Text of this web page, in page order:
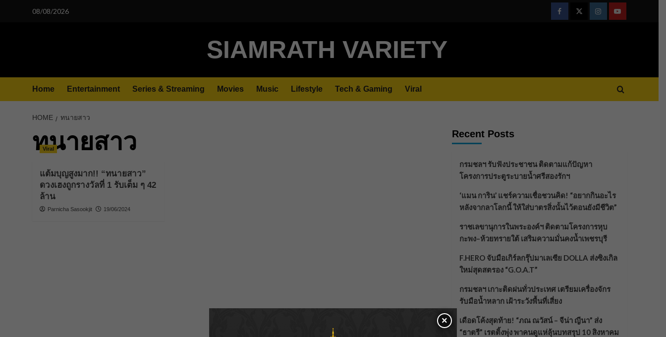
08/08/2026
FacebookTwitterInstagramYoutube
SIAMRATH VARIETY
Home Entertainment Series & Streaming Movies Music Lifestyle Tech & Gaming Viral
HOME ทนายสาว
ทนายสาว
Viral
แต้มบุญสูงมาก!! “ทนายสาว”
ดวงเฮงถูกรางวัลที่ 1 รับเต็ม ๆ 42
ล้าน
Parnicha Sasookjit 19/06/2024
Recent Posts
กรมชลฯ รับฟังประชาชน ติดตามแก้ปัญหา
โครงการประตูระบายน้ำศรีสองรักฯ
‘แมน การิน’ แชร์ความเชื่อชวนคิด! “อยากกินอะไร
หลังจากลาโลกนี้ ให้ใส่บาตรสิ่งนั้นไว้ตอนยังมีชีวิต”
ราชเลขานุการในพระองค์ฯ ติดตามโครงการหุบ
กะพง–ห้วยทรายใต้ เสริมความมั่นคงน้ำเพชรบุรี
F.HERO จับมือเกิร์ลกรุ๊ปมาเลเซีย DOLLA ส่งซิงเกิล
ใหม่สุดสตรอง “G.O.A.T”
กรมชลฯ เกาะติดฝนทั่วประเทศ เตรียมเครื่องจักร
รับมือน้ำหลาก เฝ้าระวังพื้นที่เสี่ยง
เดือดโค้งสุดท้าย! “ภณ ณวัสน์ – จีน่า ญีนา” ส่ง
“ธาตรี” เรตติ้งพุ่ง พาคนดูแห่ลุ้นบทสรุป 10 สิงหาคม
×